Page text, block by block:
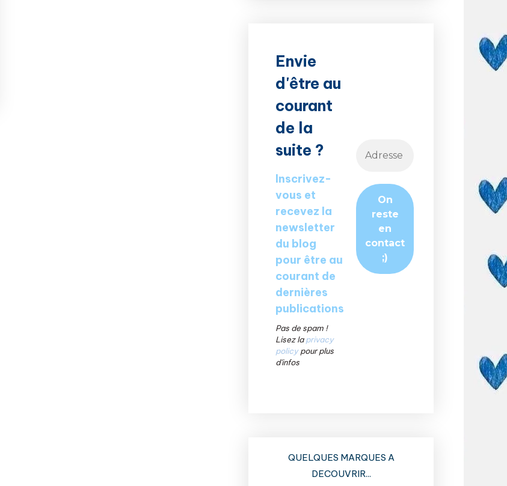
Envie
d'être au
courant
de la
suite ?
Inscrivez-
vous et
recevez la
newsletter
du blog
pour être au
courant de
dernières
publications
Pas de spam !
Lisez laprivacy
policypour plus
d'infos
QUELQUES MARQUES A
DECOUVRIR...